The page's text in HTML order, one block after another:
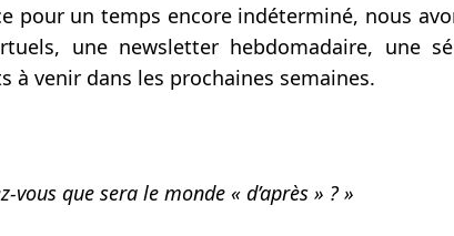
pour un temps encore indéterminé, nous
une newsletter hebdomadaire, une
à venir dans les prochaines semaines.
vous que sera le monde « d’après » ? »